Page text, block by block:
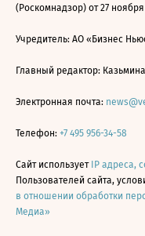
(Роскомнадзор) от 27
Учредитель: АО «Бизнес
Главный редактор:
Электронная почта:
Телефон: +7 495 956-34-58
Сайт использует IP адреса,
Пользователей сайта,
в отношении обработки
Медиа»